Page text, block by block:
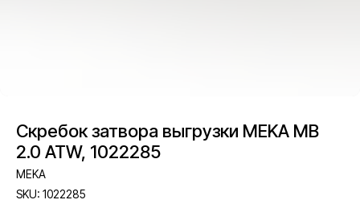
Скребок затвора выгрузки MEKA MB
2.0 ATW, 1022285
MEKA
SKU: 1022285